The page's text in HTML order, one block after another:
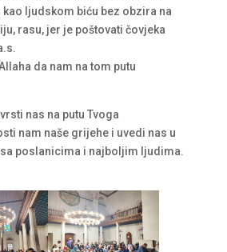
kao ljudskom biću bez obzira na
rasu, jer je poštovati čovjeka
da nam na tom putu
nas na putu Tvoga
nam naše grijehe i uvedi nas u
sa poslanicima i najboljim ljudima.